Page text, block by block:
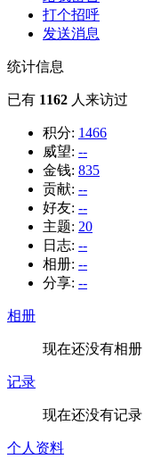
打个招呼
发送消息
统计信息
已有 1162 人来访过
积分: 1466
威望: --
金钱: 835
贡献: --
好友: --
主题: 20
日志: --
相册: --
分享: --
相册
现在还没有相册
记录
现在还没有记录
个人资料